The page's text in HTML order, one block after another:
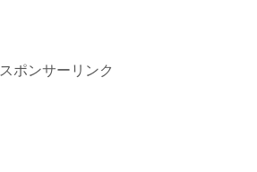
スポンサーリンク